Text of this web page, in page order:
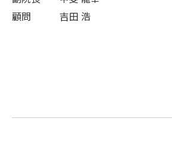
顧問　　　吉田 浩